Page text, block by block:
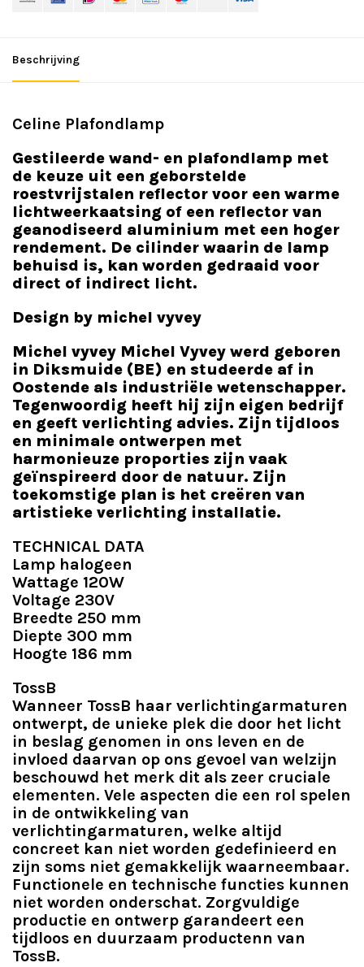
Beschrijving
Celine Plafondlamp
Gestileerde wand- en plafondlamp met
de keuze uit een geborstelde
roestvrijstalen reflector voor een warme
lichtweerkaatsing of een reflector van
geanodiseerd aluminium met een hoger
rendement. De cilinder waarin de lamp
behuisd is, kan worden gedraaid voor
direct of indirect licht.
Design by michel vyvey
Michel vyvey Michel Vyvey werd geboren
in Diksmuide (BE) en studeerde af in
Oostende als industriële wetenschapper.
Tegenwoordig heeft hij zijn eigen bedrijf
en geeft verlichting advies. Zijn tijdloos
en minimale ontwerpen met
harmonieuze proporties zijn vaak
geïnspireerd door de natuur. Zijn
toekomstige plan is het creëren van
artistieke verlichting installatie.
TECHNICAL DATA
Lamp halogeen
Wattage 120W
Voltage 230V
Breedte 250 mm
Diepte 300 mm
Hoogte 186 mm
TossB
Wanneer TossB haar verlichtingarmaturen
ontwerpt, de unieke plek die door het licht
in beslag genomen in ons leven en de
invloed daarvan op ons gevoel van welzijn
beschouwd het merk dit als zeer cruciale
elementen. Vele aspecten die een rol spelen
in de ontwikkeling van
verlichtingarmaturen, welke altijd
concreet kan niet worden gedefinieerd en
zijn soms niet gemakkelijk waarneembaar.
Functionele en technische functies kunnen
niet worden onderschat. Zorgvuldige
productie en ontwerp garandeert een
tijdloos en duurzaam productenn van
TossB.